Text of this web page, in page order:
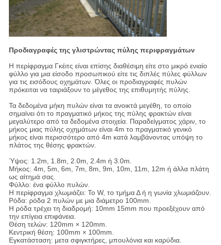
Προδιαγραφές της γλιστρώντας πύλης περιφραγμάτων
Η περίφραγμα Γκέιτς είναι επίσης διαθέσιμη είτε στο μικρό ενιαίο
φύλλο για μια είσοδο προσωπικού είτε τις διπλές πύλες φύλλων
για τις εισόδους οχημάτων. Όλες οι προδιαγραφές πυλών
πρόκειται να ταιριάξουν το μέγεθος της επιθυμητής πύλης.
Τα δεδομένα μήκη πυλών είναι τα ανοικτά μεγέθη, το οποίο
σημαίνει ότι το πραγματικό μήκος της πύλης φρακτών είναι
μεγαλύτερο από τα δεδομένα στοιχεία. Παραδείγματος χάριν, το
μήκος μιας πύλης οχημάτων είναι 4m το πραγματικό γενικό
μήκος είναι περισσότερο από 4m κατά λαμβάνοντας υπόψη το
πλάτος της θέσης φρακτών.
Ύψος: 1.2m, 1.8m, 2.0m, 2.4m ή 3.0m.
Μήκος: 4m, 5m, 6m, 7m, 8m, 9m, 10m, 11m, 12m ή άλλα πλάτη
ως αίτημά σας.
Φύλλο: ένα φύλλο πυλών.
Η περίφραγμα χλωμιάζει: Το W, το τμήμα Δ ή η γωνία χλωμιάζουν.
Ρόδα: ρόδα 2 πυλών με μια διάμετρο 100mm.
Η ρόδα τρέχει τη διαδρομή: 10mm 15mm που προεξέχουν από
την επίγεια επιφάνεια.
Θέση τελών: 120mm × 120mm.
Κεντρική θέση: 100mm × 100mm.
Εγκατάσταση: μετα σφιγκτήρες, μπουλόνια και καρύδια.